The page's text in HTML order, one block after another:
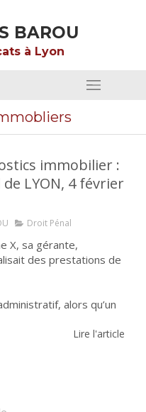
BAROU
à Lyon
immobilier :
LYON, 4 février
Droit Pénal
X, sa gérante,
des prestations de
alors qu’un
Lire l'article